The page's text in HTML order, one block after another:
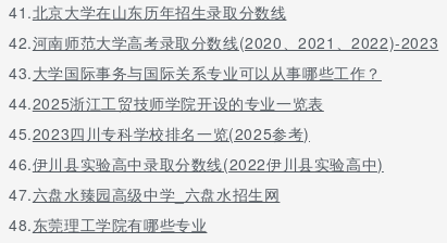
41.北京大学在山东历年招生录取分数线
42.河南师范大学高考录取分数线(2020、2021、2022)-2023
43.大学国际事务与国际关系专业可以从事哪些工作？
44.2025浙江工贸技师学院开设的专业一览表
45.2023四川专科学校排名一览(2025参考)
46.伊川县实验高中录取分数线(2022伊川县实验高中)
47.六盘水臻园高级中学_六盘水招生网
48.东莞理工学院有哪些专业